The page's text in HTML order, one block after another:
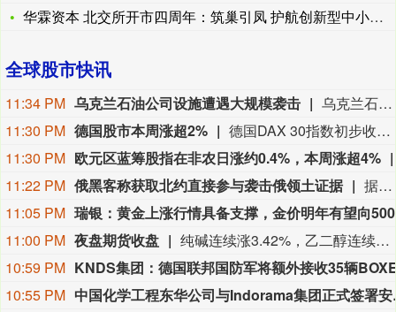
华霖资本 北交所开市四周年：筑巢引凤 护航创新型中小企业破浪
全球股市快讯
11:34 PM 乌克兰石油公司设施遭遇大规模袭击
乌克兰石油天然气公司7日说，该公司旗下乌克兰石油公司遭遇了近几个月来最大规模的袭击。乌克兰石油天然气公司在官网发布消息说，俄方过去一晚袭击了乌克兰石油公司7处石油和天然气生产设施，导致公司关键生产设备受损、油气产量大幅下降。袭击未造成人员伤亡。（新华社）
11:30 PM 德国股市本周涨超2%
德国DAX 30指数初步收涨0.87%，报26368.48点，本周累计上涨大约2.8%。法国股指初步收涨0.38%，意大利股指初步收涨0.11%、银行指数跌0.17%，英国股指初步收涨0.44%。
11:30 PM 欧元区蓝筹股指在非农日涨约0.4%，本周涨超4%
11:22 PM 俄黑客称获取北约直接参与袭击俄领土证据
据俄罗斯方面7日消息，有匿名俄罗斯黑客称，已获取北约直接参与袭击俄领土的书面证据。相关内容涉及乌克兰武装部队2026年7月袭击俄列宁格勒州和加里宁格勒州石油码头的事件。该匿名黑客透露，其获取的书面证据显示，受雇于北约情报部门的专家巴特·德瓦赫特向乌克兰国家安全局提供了列宁格勒州和加里宁格勒州石油码头以及俄罗斯天然气工业股份公司一艘液化天然气运输船的坐标情报。（央视新闻）
11:05 PM
11:00 PM 夜盘期货收盘
纯碱连续涨3.42%，乙二醇连续涨2.01%，焦煤连续涨1.71%，玻璃连续涨1.47%，苯乙烯连续涨1.20%。
10:59 PM
10:55 PM
中国化学